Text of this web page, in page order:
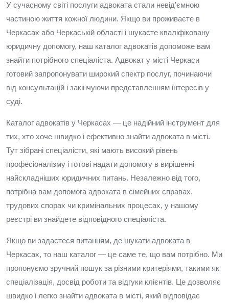
У сучасному світі послуги адвоката стали невід'ємною
частиною життя кожної людини. Якщо ви проживаєте в
Черкасах або Черкаській області і шукаєте кваліфіковану
юридичну допомогу, наш каталог адвокатів допоможе вам
знайти потрібного спеціаліста. Адвокат у місті Черкаси
готовий запропонувати широкий спектр послуг, починаючи
від консультацій і закінчуючи представленням інтересів у
суді.
Каталог адвокатів у Черкасах — це надійний інструмент для
тих, хто хоче швидко і ефективно знайти адвоката в місті.
Тут зібрані спеціалісти, які мають високий рівень
професіоналізму і готові надати допомогу в вирішенні
найскладніших юридичних питань. Незалежно від того,
потрібна вам допомога адвоката в сімейних справах,
трудових спорах чи кримінальних процесах, у нашому
реєстрі ви знайдете відповідного спеціаліста.
Якщо ви задаєтеся питанням, де шукати адвоката в
Черкасах, то наш каталог — це саме те, що вам потрібно. Ми
пропонуємо зручний пошук за різними критеріями, такими як
спеціалізація, досвід роботи та відгуки клієнтів. Це дозволяє
швидко і легко знайти адвоката в місті, який відповідає